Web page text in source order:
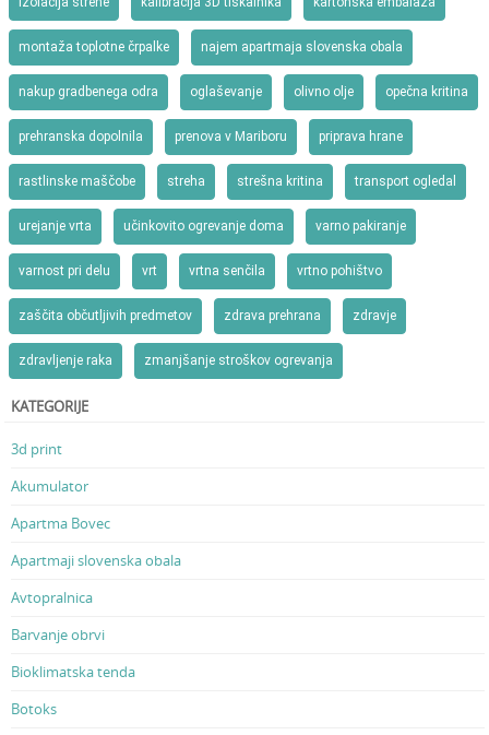
montaža toplotne črpalke najem apartmaja slovenska obala
nakup gradbenega odra oglaševanje olivno olje opečna kritina
prehranska dopolnila prenova v Mariboru priprava hrane
rastlinske maščobe streha strešna kritina transport ogledal
urejanje vrta učinkovito ogrevanje doma varno pakiranje
varnost pri delu vrt vrtna senčila vrtno pohištvo
zaščita občutljivih predmetov zdrava prehrana zdravje
zdravljenje raka zmanjšanje stroškov ogrevanja
KATEGORIJE
3d print
Akumulator
Apartma Bovec
Apartmaji slovenska obala
Avtopralnica
Barvanje obrvi
Bioklimatska tenda
Botoks